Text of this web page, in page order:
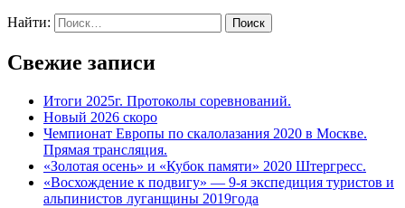
Найти:
Свежие записи
Итоги 2025г. Протоколы соревнований.
Новый 2026 скоро
Чемпионат Европы по скалолазания 2020 в Москве.
Прямая трансляция.
«Золотая осень» и «Кубок памяти» 2020 Штергресс.
«Восхождение к подвигу» — 9-я экспедиция туристов и
альпинистов луганщины 2019года